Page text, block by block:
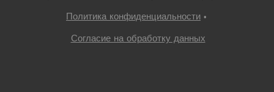
Политика конфиденциальности •
Согласие на обработку данных